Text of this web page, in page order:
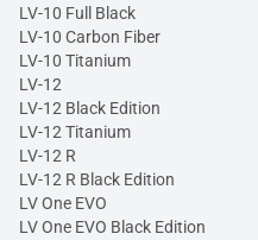
LV-10 Full Black
LV-10 Carbon Fiber
LV-10 Titanium
LV-12
LV-12 Black Edition
LV-12 Titanium
LV-12 R
LV-12 R Black Edition
LV One EVO
LV One EVO Black Edition